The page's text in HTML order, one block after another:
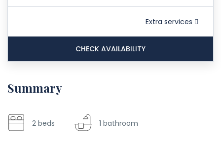
Extra services
CHECK AVAILABILITY
Summary
2 beds 1 bathroom